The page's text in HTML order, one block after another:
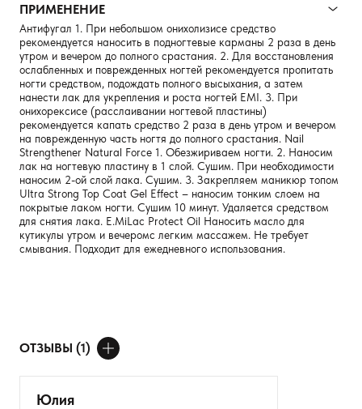
ПРИМЕНЕНИЕ
Антифугал 1. При небольшом онихолизисе средство
рекомендуется наносить в подногтевые карманы 2 раза в день
утром и вечером до полного срастания. 2. Для восстановления
ослабленных и поврежденных ногтей рекомендуется пропитать
ногти средством, подождать полного высыхания, а затем
нанести лак для укрепления и роста ногтей EMI. 3. При
онихорексисе (расслаивании ногтевой пластины)
рекомендуется капать средство 2 раза в день утром и вечером
на поврежденную часть ногтя до полного срастания. Nail
Strengthener Natural Force 1. Обезжириваем ногти. 2. Наносим
лак на ногтевую пластину в 1 слой. Сушим. При необходимости
наносим 2-ой слой лака. Сушим. 3. Закрепляем маникюр топом
Ultra Strong Top Coat Gel Effect – наносим тонким слоем на
покрытые лаком ногти. Сушим 10 минут. Удаляется средством
для снятия лака. E.MiLac Protect Oil Наносить масло для
кутикулы утром и вечеромс легким массажем. Не требует
смывания. Подходит для ежедневного использования.
ОТЗЫВЫ (1)
Юлия